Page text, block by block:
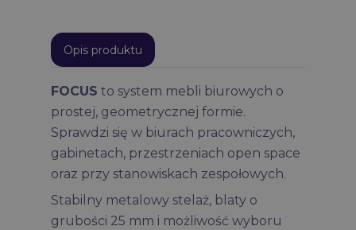
Opis produktu
FOCUS to system mebli biurowych o
prostej, geometrycznej formie.
Sprawdzi się w biurach pracowniczych,
gabinetach, przestrzeniach open space
oraz przy stanowiskach zespołowych.
Stabilny metalowy stelaż, blaty o
grubości 25 mm i możliwość wyboru